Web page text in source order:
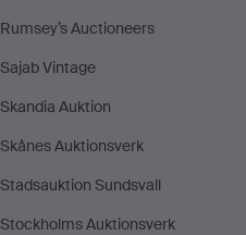
Rumsey’s Auctioneers
Sajab Vintage
Skandia Auktion
Skånes Auktionsverk
Stadsauktion Sundsvall
Stockholms Auktionsverk